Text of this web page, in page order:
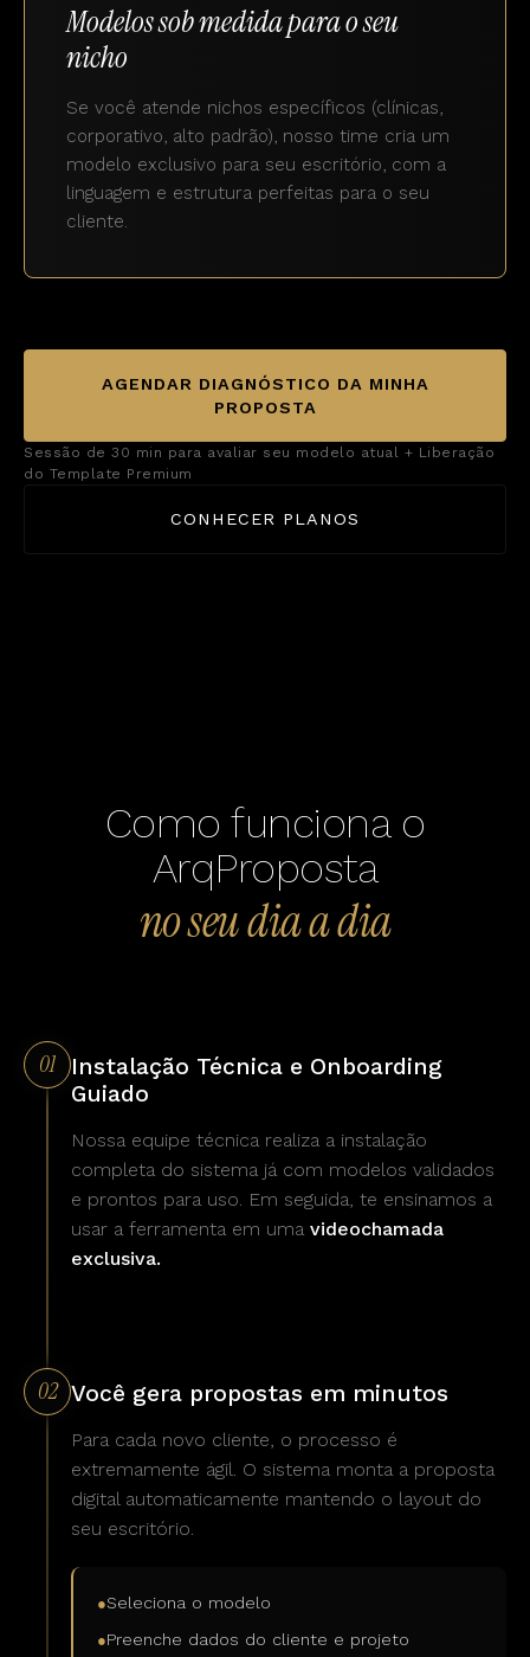
Modelos sob medida para o seu
nicho
Se você atende nichos específicos (clínicas,
corporativo, alto padrão), nosso time cria um
modelo exclusivo para seu escritório, com a
linguagem e estrutura perfeitas para o seu
cliente.
AGENDAR DIAGNÓSTICO DA MINHA
PROPOSTA
Sessão de 30 min para avaliar seu modelo atual + Liberação
do Template Premium
CONHECER PLANOS
Como funciona o
ArqProposta
no seu dia a dia
01
Instalação Técnica e Onboarding
Guiado
Nossa equipe técnica realiza a instalação
completa do sistema já com modelos validados
e prontos para uso. Em seguida, te ensinamos a
usar a ferramenta em uma videochamada
exclusiva.
02 Você gera propostas em minutos
Para cada novo cliente, o processo é
extremamente ágil. O sistema monta a proposta
digital automaticamente mantendo o layout do
seu escritório.
●Seleciona o modelo
●Preenche dados do cliente e projeto